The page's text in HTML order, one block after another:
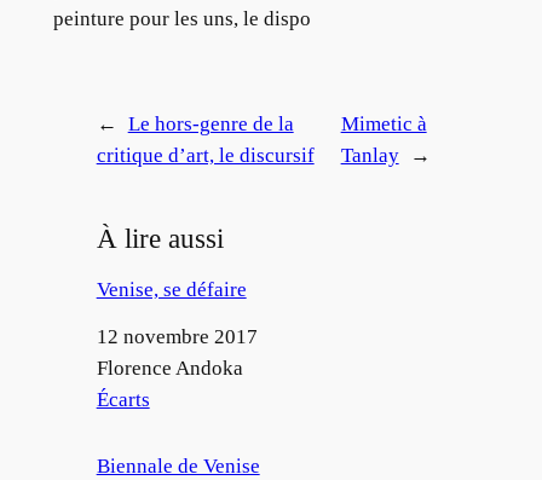
peinture pour les uns, le dispo
←
Le hors-genre de la
critique d’art, le discursif
Mimetic à
Tanlay
→
À lire aussi
Venise, se défaire
Date
12 novembre 2017
Auteur
Florence Andoka
Par rapport à
Écarts
Biennale de Venise